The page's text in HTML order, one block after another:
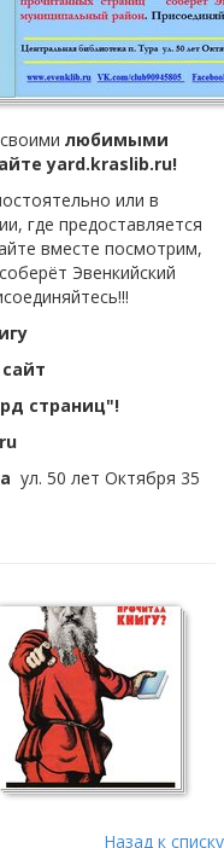
любимыми
yard.kraslib.ru!
или в
где предоставляется
вместе посмотрим,
Эвенкийский
страниц"!
ул. 50 лет Октября 35
Назад к списку